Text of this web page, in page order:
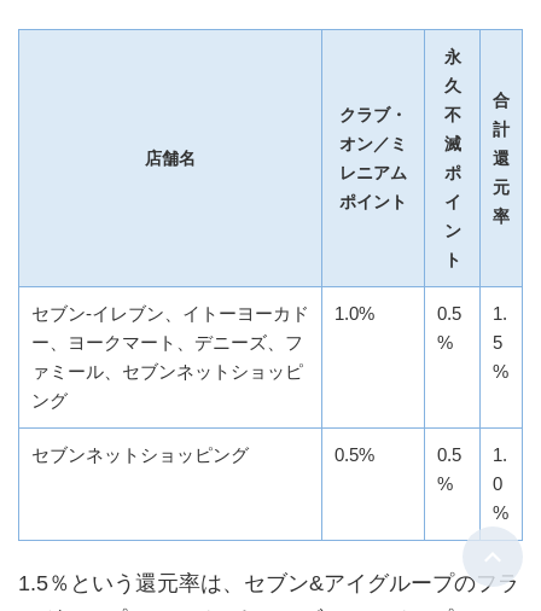
店舗名
クラブ・
オン／ミ
レニアム
ポイント
永
久
不
滅
ポ
イ
ン
ト
合
計
還
元
率
セブン-イレブン、イトーヨーカド
ー、ヨークマート、デニーズ、フ
ァミール、セブンネットショッピ
ング
1.0%
0.5
%
1.
5
%
セブンネットショッピング 0.5%
0.5
%
1.
0
%
1.5％という還元率は、セブン&アイグループのフラ